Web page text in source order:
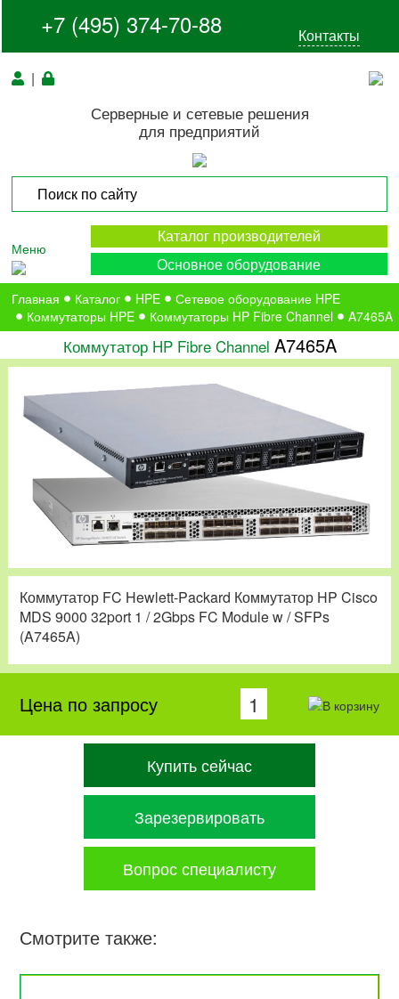
+7 (495) 374-70-88 Контакты
|
Серверные и сетевые решения
для предприятий
Меню
Каталог производителей
Основное оборудование
Главная Каталог HPE
Сетевое оборудование HPE
Коммутаторы HPE
Коммутаторы HP Fibre Channel A7465A
Коммутатор HP Fibre Channel A7465A
Коммутатор FC Hewlett-Packard Коммутатор HP Cisco
MDS 9000 32port 1 / 2Gbps FC Module w / SFPs
(A7465A)
Цена по запросу
Купить сейчас
Зарезервировать
Вопрос специалисту
Смотрите также: